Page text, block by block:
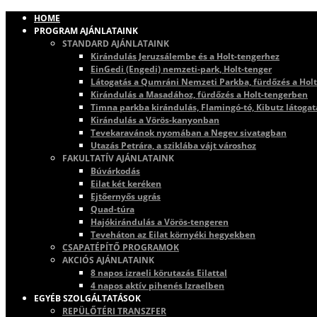
HOME
PROGRAM AJÁNLATAINK
STANDARD AJÁNLATAINK
Kirándulás Jeruzsálembe és a Holt-tengerhez
EinGedi (Engedi) nemzeti-park, Holt-tenger
Látogatás a Qumráni Nemzeti Parkba, fürdőzés a
Kirándulás a Masadához, fürdőzés a Holt-tengerben
Timna parkba kirándulás, Flamingó-tó, Kibutz
Kirándulás a Vörös-kanyonban
Tevekaravánok nyomában a Negev sivatagban
Utazás Petrára, a sziklába vájt városhoz
FAKULTATÍV AJÁNLATAINK
Búvárkodás
Eilat két keréken
Ejtőernyős ugrás
Quad-túra
Hajókirándulás a Vörös-tengeren
Teveháton az Eilat környéki hegyekben
CSAPATÉPÍTŐ PROGRAMOK
AKCIÓS AJÁNLATAINK
8 napos izraeli körutazás Eilattal
4 napos aktív pihenés Izraelben
EGYÉB SZOLGÁLTATÁSOK
REPÜLŐTÉRI TRANSZFER